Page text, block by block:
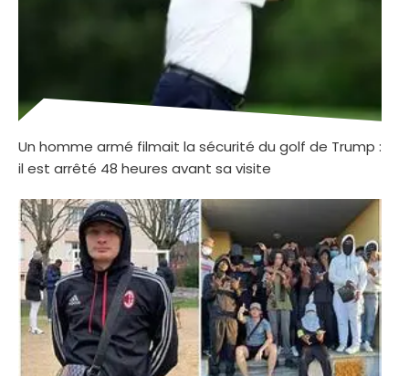
Un homme armé filmait la sécurité du golf de Trump :
il est arrêté 48 heures avant sa visite